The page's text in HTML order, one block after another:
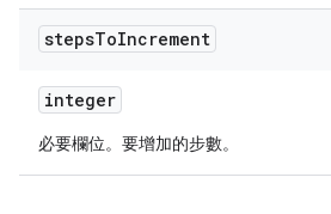
stepsToIncrement
integer
必要欄位。要增加的步數。